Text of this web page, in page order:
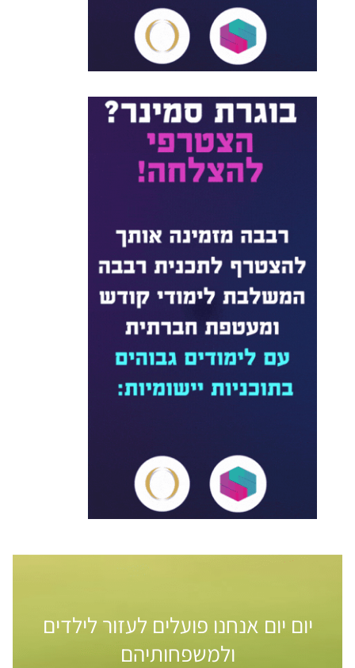
יום יום אנחנו פועלים לעזור לילדים
ולמשפחותיהם